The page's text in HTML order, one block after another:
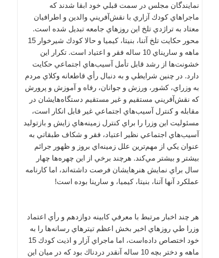
نمايندگان مجلس در سمت قبلي خود ابقا شدند كه
ماجراهاي كودك آزاري با نقش‌آفريني والدين و اطرافيان
معتاد به تراژدي تلخ اين روزهاي جامعه تبديل شده است.
محور حكايت تلخ آتنا، ‌بنيتا، كيميا و حالا كودك شيرخوار 15
ماهه و ساريناي 10 ساله فقر و اعتياد است. تكرار اين
خشونت‌ها از رشد قابل تأمل آسيب‌هاي اجتماعي حكايت
دارد. در چنين شرايطي و به دنبال رأي قاطعانه وكلاي مردم
به وزراي، ‌كشور، ‌ورزش و جوانان، ‌رفاه و آموزش و پرورش
كه نقش‌آفريني مستقيم و غير مستقيم دستگاه‌هايشان در
مقابله و كنترل آسيب‌هاي اجتماعي غير قابل انكار است،
مسئوليت اين وزرا را براي كنترل زمينه‌هاي زايش و بازتوليد
آسيب‌هاي اجتماعي نظير اعتياد، ‌فقر و شكاف طبقاتي به
عنوان يكي از مهم‌ترين علل زمينه‌اي بروز و ظهور جرائم
بيشتر و بيشتر مي‌كند. هرچند برخي از اين چهره‌ها چهار
سال براي نمايش هنرهايشان فرصت داشته‌اند، اما كارنامه
عملكرد آنها آتنا، ‌بنيتا، كيميا، و ‌سارينا بوده است!
هر چند اخبار مرتبط با معرفي كابينه دوازدهم و رأي اعتماد
وزرا طي روزهاي اخير بخش اعظم تيترهاي رسانه‌ها را به
خود اختصاص داده‌است، اما ماجراي آزار و اذيت كودك 15
ماهه و دختر بچه 10 ساله آنقدر دردناك بود كه در ميان اين